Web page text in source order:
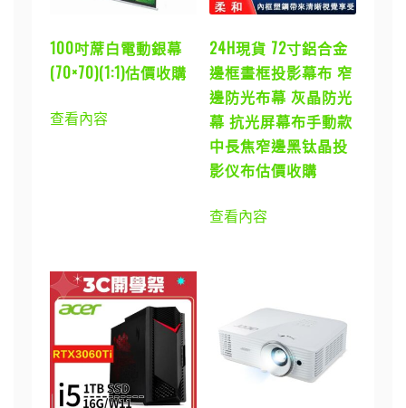
100吋蓆白電動銀幕
(70×70)(1:1)估價收購
查看內容
24H現貨 72寸鋁合金
邊框畫框投影幕布 窄
邊防光布幕 灰晶防光
幕 抗光屏幕布手動款
中長焦窄邊黑钛晶投
影仪布估價收購
查看內容